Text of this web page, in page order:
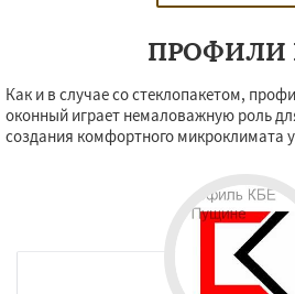
ПРОФИЛИ
Как и в случае со стеклопакетом,
оконный играет немаловажную роль
создания комфортного микроклимата